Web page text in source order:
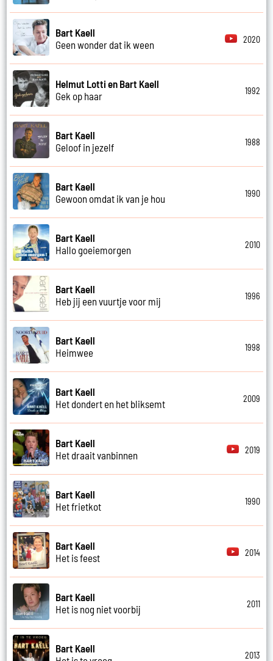
Bart Kaell
Geen wonder dat ik ween
2020
Helmut Lotti en Bart Kaell
Gek op haar
1992
Bart Kaell
Geloof in jezelf
1988
Bart Kaell
Gewoon omdat ik van je hou
1990
Bart Kaell
Hallo goeiemorgen
2010
Bart Kaell
Heb jij een vuurtje voor mij
1996
Bart Kaell
Heimwee
1998
Bart Kaell
Het dondert en het bliksemt
2009
Bart Kaell
Het draait vanbinnen
2019
Bart Kaell
Het frietkot
1990
Bart Kaell
Het is feest
2014
Bart Kaell
Het is nog niet voorbij
2011
Bart Kaell
2013